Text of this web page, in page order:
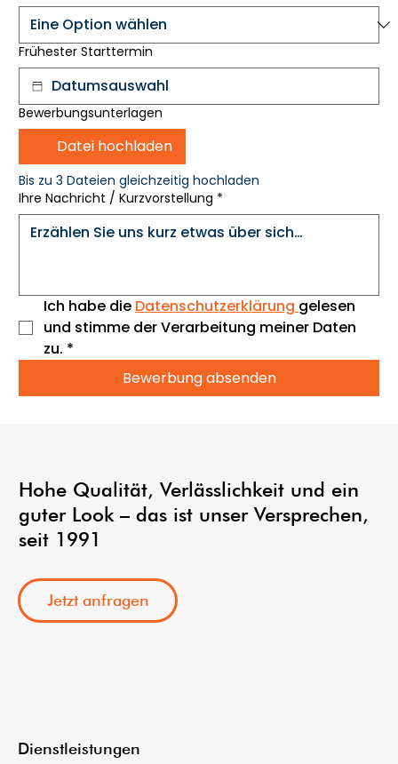
Frühester Starttermin
Bewerbungsunterlagen
Datei hochladen
Bis zu 3 Dateien gleichzeitig hochladen
Ihre Nachricht / Kurzvorstellung *
Ich habe die Datenschutzerklärung gelesen
und stimme der Verarbeitung meiner Daten
zu. *
Bewerbung absenden
Hohe Qualität, Verlässlichkeit und ein
guter Look – das ist unser Versprechen,
seit 1991
Jetzt anfragen
Dienstleistungen